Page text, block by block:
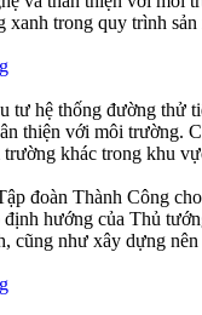
trong quy trình sản
hệ thống đường thử
thiện với môi trường.
khác trong khu
đoàn Thành Công
hướng của Thủ
cũng như xây dựng